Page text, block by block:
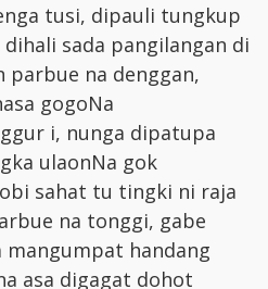
tusi, dipauli tungkup
sada pangilangan di
parbue na denggan,
gogoNa
i, nunga dipatupa
ulaonNa gok
sahat tu tingki ni raja
na tonggi, gabe
mangumpat handang
asa digagat dohot